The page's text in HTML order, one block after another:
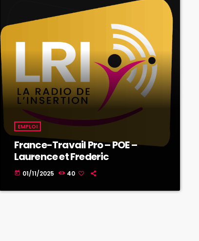
EMPLOI
France-Travail Pro – POE –
Laurence et Frederic
today 01/11/2025 40